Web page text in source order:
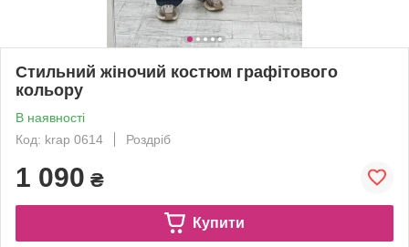
Стильний жіночий костюм графітового
кольору
В наявності
Код: krap 0614
Роздріб
1 090 ₴
Купити